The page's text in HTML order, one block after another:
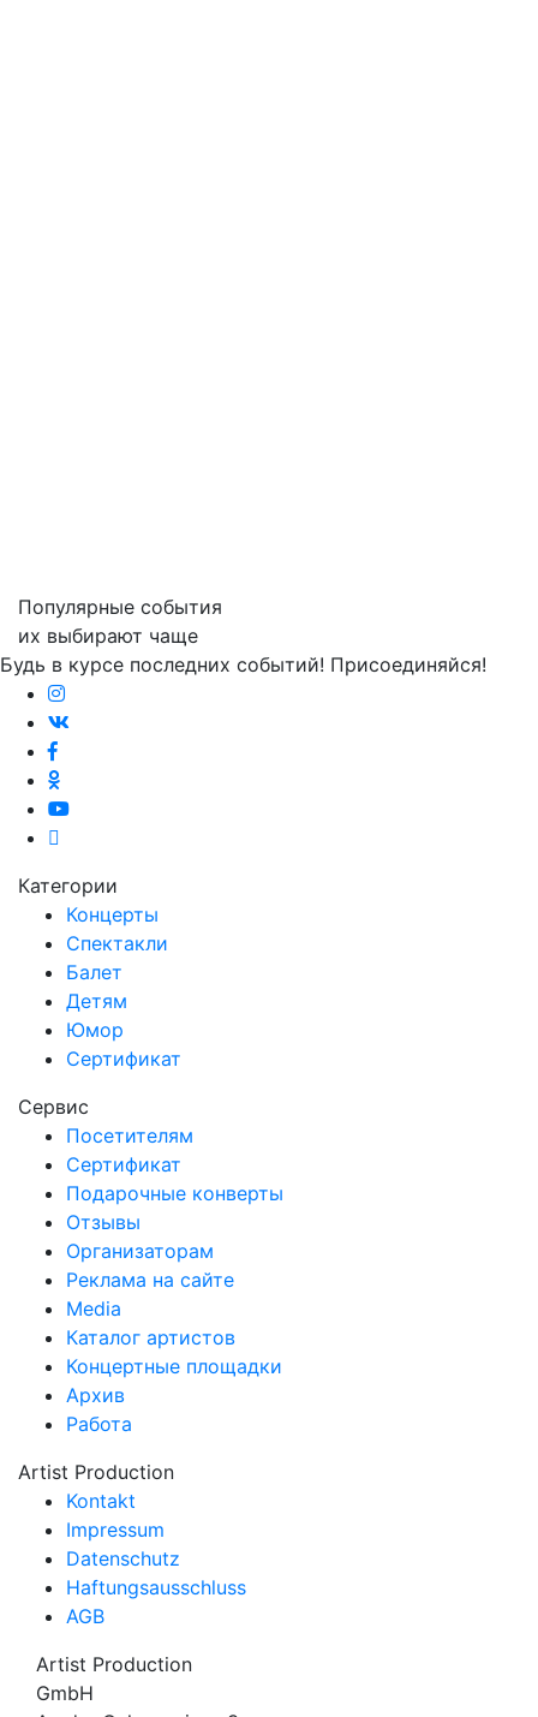
Популярные события
их выбирают чаще
Будь в курсе последних событий! Присоединяйся!
Категории
Концерты
Спектакли
Балет
Детям
Юмор
Сертификат
Сервис
Посетителям
Сертификат
Подарочные конверты
Отзывы
Организаторам
Реклама на сайте
Media
Каталог артистов
Концертные площадки
Архив
Работа
Artist Production
Kontakt
Impressum
Datenschutz
Haftungsausschluss
AGB
Artist Production
GmbH